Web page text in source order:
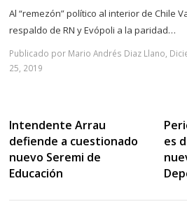
Al “remezón” político al interior de Chile
respaldo de RN y Evópoli a la paridad…
Publicado por Mario Andrés Diaz Llano,
25, 2019
Intendente Arrau
defiende a cuestionado
nuevo Seremi de
Educación
es